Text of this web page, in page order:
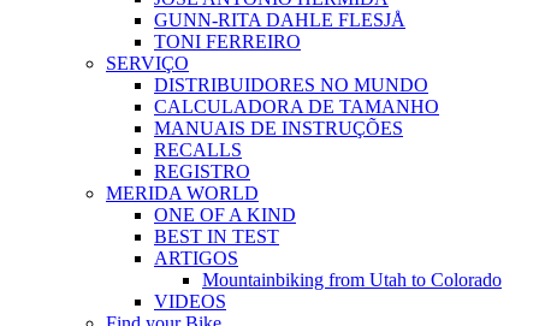
GUNN-RITA DAHLE FLESJÅ
TONI FERREIRO
SERVIÇO
DISTRIBUIDORES NO MUNDO
CALCULADORA DE TAMANHO
MANUAIS DE INSTRUÇÕES
RECALLS
REGISTRO
MERIDA WORLD
ONE OF A KIND
BEST IN TEST
ARTIGOS
Mountainbiking from Utah to Colorado
VIDEOS